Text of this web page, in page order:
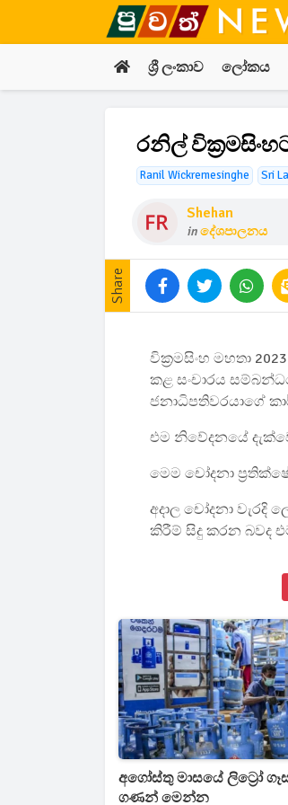
ශ්‍රී ලංකාව ලෝකය
රනිල්
Ranil Wickremesinghe Sri
Shehan
inදේශපාලනය
Share
වික්‍රමසිංහ මහතා
කළ සංචාරය
ජනාධිපතිවරයාගේ
එම නිවේදනයේ
මෙම චෝදනා
අදාල චෝදනා වැරදි
කිරීම් සිදු කරන බවද
අගෝස්තු මාසයේ ලිට්‍රෝ
ගණන් මෙන්න